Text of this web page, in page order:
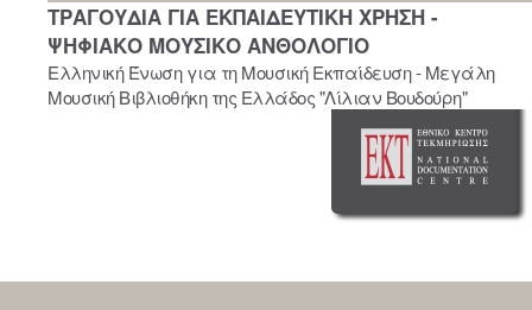
ΤΡΑΓΟΥΔΙΑ ΓΙΑ ΕΚΠΑΙΔΕΥΤΙΚΗ ΧΡΗΣΗ -
ΨΗΦΙΑΚΟ ΜΟΥΣΙΚΟ ΑΝΘΟΛΟΓΙΟ
Ελληνική Ένωση για τη Μουσική Εκπαίδευση - Μεγάλη
Μουσική Βιβλιοθήκη της Ελλάδος "Λίλιαν Βουδούρη"